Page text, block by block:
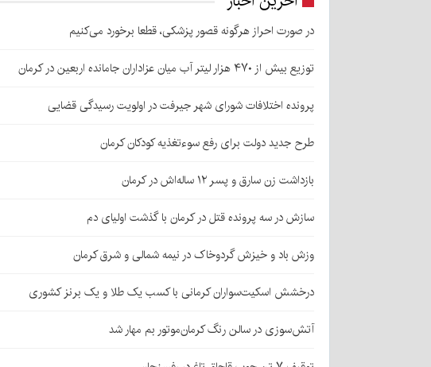
در صورت احراز هرگونه قصور پزشکی، قطعا برخورد می‌کنیم
توزیع بیش از ۴۷۰ هزار لیتر آب میان عزاداران جامانده اربعین در کرمان
پرونده اختلافات شورای شهر جیرفت در اولویت رسیدگی قضایی
طرح جدید دولت برای رفع سوءتغذیه کودکان کرمان
بازداشت زن سارق و پسر ۱۲ ساله‌اش در کرمان
سازش در سه پرونده قتل در کرمان با گذشت اولیای دم
وزش باد و خیزش گردوخاک در نیمه شمالی و شرق کرمان
درخشش اسکیت‌سواران کرمانی با کسب یک طلا و یک برنز کشوری
آتش‌سوزی در سالن رنگ کرمان‌موتور بم مهار شد